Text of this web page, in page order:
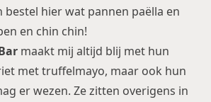
bestel hier wat pannen paëlla en
en chin chin!
maakt mij altijd blij met hun
met truffelmayo, maar ook hun
er wezen. Ze zitten overigens in